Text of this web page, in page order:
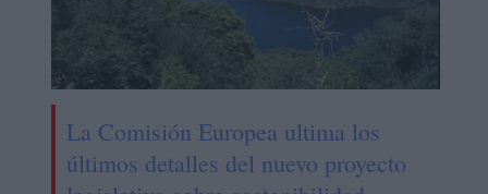
La Comisión Europea ultima los
últimos detalles del nuevo proyecto